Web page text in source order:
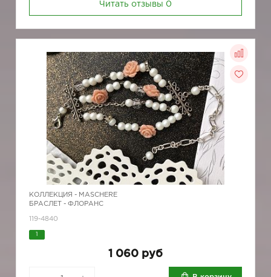
Читать отзывы 0
КОЛЛЕКЦИЯ - MASCHERE
БРАСЛЕТ - ФЛОРАНС
119-4840
1 060 руб